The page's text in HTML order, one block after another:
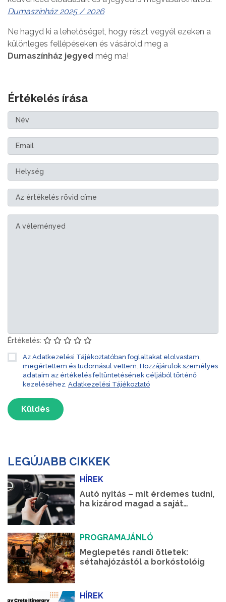
Dumaszínház 2025 / 2026
Ne hagyd ki a lehetőséget, hogy részt vegyél ezeken a
különleges fellépéseken és vásárold meg a
Dumaszínház jegyed még ma!
Értékelés írása
Értékelés:
Az Adatkezelési Tájékoztatóban foglaltakat elolvastam,
megértettem és tudomásul vettem. Hozzájárulok személyes
adataim az értékelés feltüntetésének céljából történő
kezeléséhez. Adatkezelési Tájékoztató
Küldés
LEGÚJABB CIKKEK
HÍREK
Autó nyitás – mit érdemes tudni,
ha kizárod magad a saját
PROGRAMAJÁNLÓ
Meglepetés randi ötletek:
sétahajózástól a borkóstolóig
HÍREK